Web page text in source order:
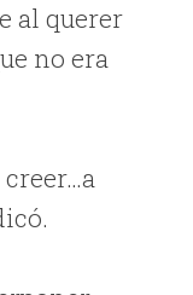
al querer
no era
creer…a